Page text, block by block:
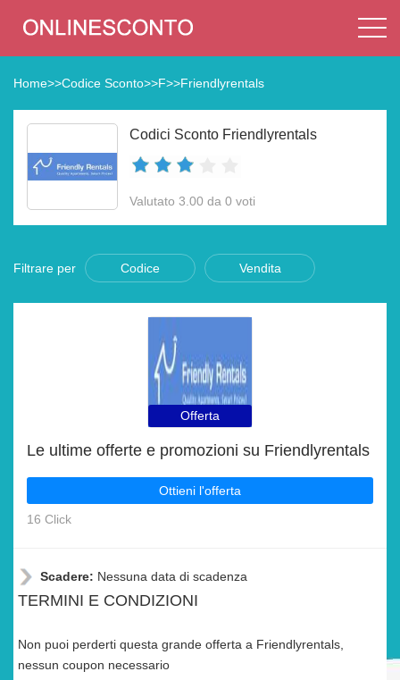
Home>>Codice Sconto>>F>>Friendlyrentals
Codici Sconto Friendlyrentals
Valutato 3.00 da 0 voti
Filtrare per Codice Vendita
Offerta
Le ultime offerte e promozioni su Friendlyrentals
Ottieni l'offerta
16 Click
Scadere: Nessuna data di scadenza
TERMINI E CONDIZIONI
Non puoi perderti questa grande offerta a Friendlyrentals,
nessun coupon necessario